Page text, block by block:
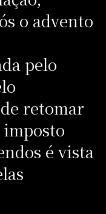
o advento
pelo
retomar
é vista